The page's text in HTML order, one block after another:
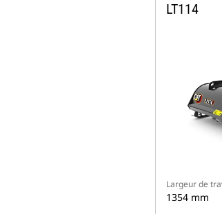
LT114
Largeur de
1354 mm